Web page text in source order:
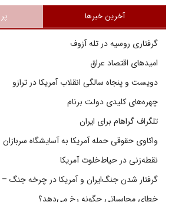
آخرین خبرها
گرفتاری روسیه در تله آزوف
امیدهای اقتصاد عراق
دویست و پنجاه سالگی انقلاب آمریکا در ترازو
چهره‌های کلیدی دولت برنام
تلگراف گراهام برای ایران
واکاوی حقوقی حمله آمریکا به آسایشگاه سربازان
نقطه‌زنی در حیاط‌خلوت آمریکا
گرفتار شدن جنگ‌ایران و آمریکا در چرخه
خطای محاسباتی چگونه رخ می‌دهد؟